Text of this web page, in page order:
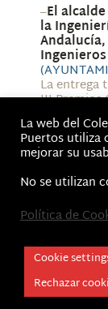
–El
la
La entrega
III Premios
celebrada
CICCP
Canales
La web del
Puertos utiliza
mejorar su
No se utilizan
Política de
Cookie
Rechazar